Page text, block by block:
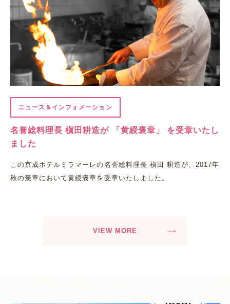
ニュース＆インフォメーション
名誉総料理長 槇田耕造が 「黄綬褒章」 を受章いたし
ました
この京成ホテルミラマーレの名誉総料理長 槇田 耕造が、2017年
秋の褒章において黄綬褒章を受章いたしました。
VIEW MORE